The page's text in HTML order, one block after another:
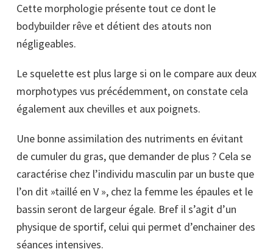
Cette morphologie présente tout ce dont le
bodybuilder rêve et détient des atouts non
négligeables.
Le squelette est plus large si on le compare aux deux
morphotypes vus précédemment, on constate cela
également aux chevilles et aux poignets.
Une bonne assimilation des nutriments en évitant
de cumuler du gras, que demander de plus ? Cela se
caractérise chez l’individu masculin par un buste que
l’on dit »taillé en V », chez la femme les épaules et le
bassin seront de largeur égale. Bref il s’agit d’un
physique de sportif, celui qui permet d’enchainer des
séances intensives.